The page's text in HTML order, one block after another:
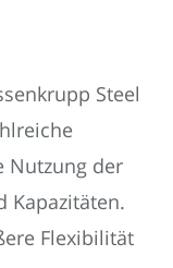
Steel
Nutzung der
Kapazitäten.
Flexibilität